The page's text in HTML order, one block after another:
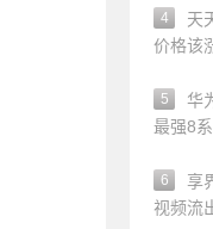
4
天
价格该
5
华
最强8
6
享
视频流